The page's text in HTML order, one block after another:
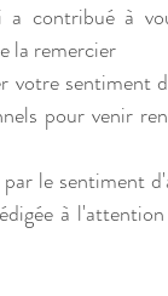
contribué à
la remercier
votre sentiment
pour venir
le sentiment
à